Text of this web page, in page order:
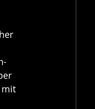
mit